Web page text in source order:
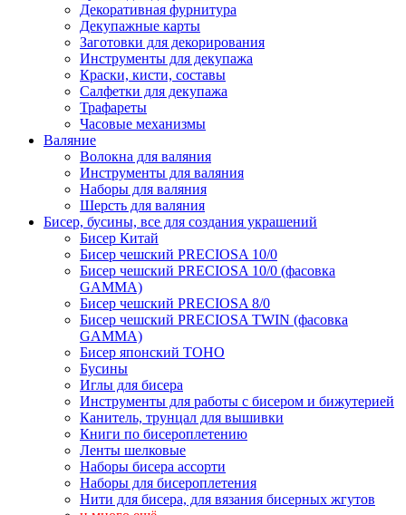
Декоративная фурнитура
Декупажные карты
Заготовки для декорирования
Инструменты для декупажа
Краски, кисти, составы
Салфетки для декупажа
Трафареты
Часовые механизмы
Валяние
Волокна для валяния
Инструменты для валяния
Наборы для валяния
Шерсть для валяния
Бисер, бусины, все для создания украшений
Бисер Китай
Бисер чешский PRECIOSA 10/0
Бисер чешский PRECIOSA 10/0 (фасовка
GAMMA)
Бисер чешский PRECIOSA 8/0
Бисер чешский PRECIOSA TWIN (фасовка
GAMMA)
Бисер японский TOHO
Бусины
Иглы для бисера
Инструменты для работы с бисером и бижутерией
Канитель, трунцал для вышивки
Книги по бисероплетению
Ленты шелковые
Наборы бисера ассорти
Наборы для бисероплетения
Нити для бисера, для вязания бисерных жгутов